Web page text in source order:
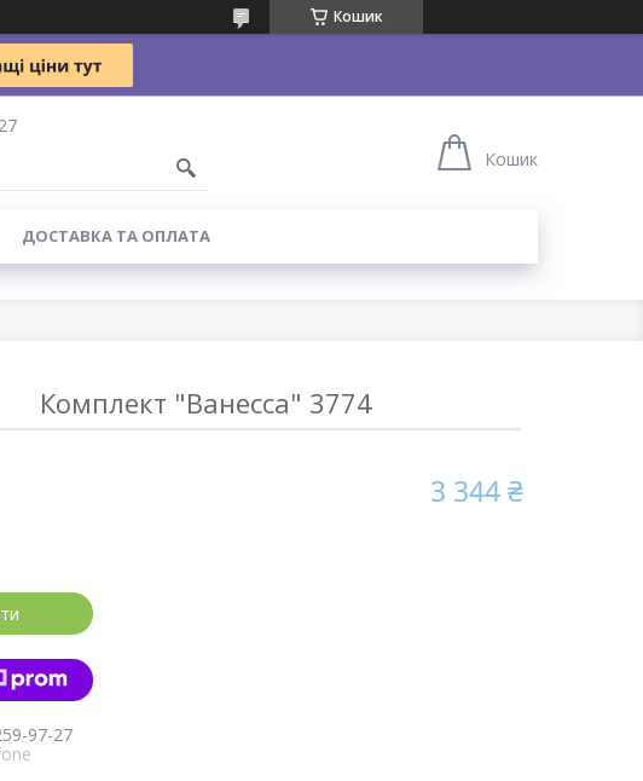
Кошик
Кошик
ДОСТАВКА ТА ОПЛАТА
Комплект "Ванесса" 3774
3 344 ₴
97-27